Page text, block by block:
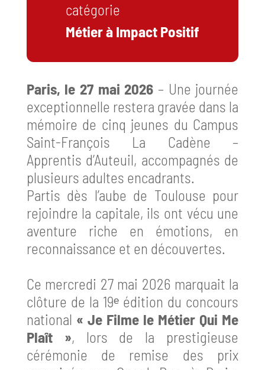
catégorie
Métier à Impact Positif
Paris, le 27 mai 2026 – Une journée
exceptionnelle restera gravée dans la
mémoire de cinq jeunes du Campus
Saint-François La Cadène –
Apprentis d’Auteuil, accompagnés de
plusieurs adultes encadrants.
Partis dès l’aube de Toulouse pour
rejoindre la capitale, ils ont vécu une
aventure riche en émotions, en
reconnaissance et en découvertes.
Ce mercredi 27 mai 2026 marquait la
clôture de la 19ᵉ édition du concours
national « Je Filme le Métier Qui Me
Plaît », lors de la prestigieuse
cérémonie de remise des prix